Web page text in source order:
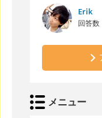
Erik
回答数
メニュー